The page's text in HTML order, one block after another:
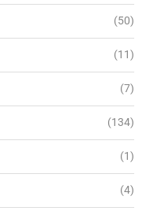
(50)
(11)
(7)
(134)
(1)
(4)